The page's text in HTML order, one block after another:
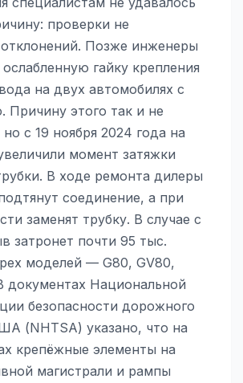
проверки не
Позже инженеры
гайку крепления
на двух автомобилях с
Причину этого так и не
с 19 ноября 2024 года на
момент затяжки
В ходе ремонта дилеры
соединение, а при
заменят трубку. В случае с
затронет почти 95 тыс.
моделей — G80, GV80,
документах Национальной
безопасности дорожного
(NHTSA) указано, что на
крепёжные элементы на
магистрали и рампы